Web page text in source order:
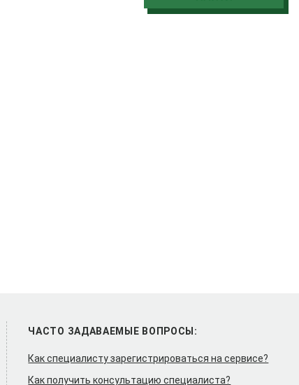
ЧАСТО ЗАДАВАЕМЫЕ ВОПРОСЫ:
Как специалисту зарегистрироваться на сервисе?
Как получить консультацию специалиста?